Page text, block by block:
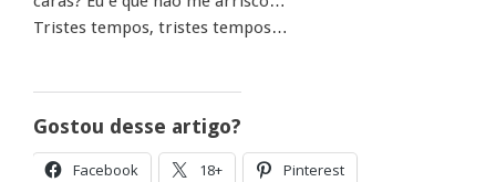
Tristes tempos, tristes tempos…
Gostou desse artigo?
Facebook 18+ Pinterest